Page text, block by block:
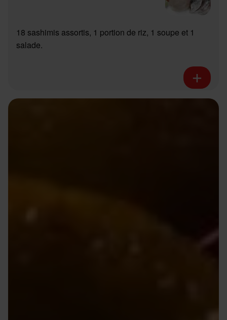
18 sashimis assortis, 1 portion de riz, 1 soupe et 1
salade.